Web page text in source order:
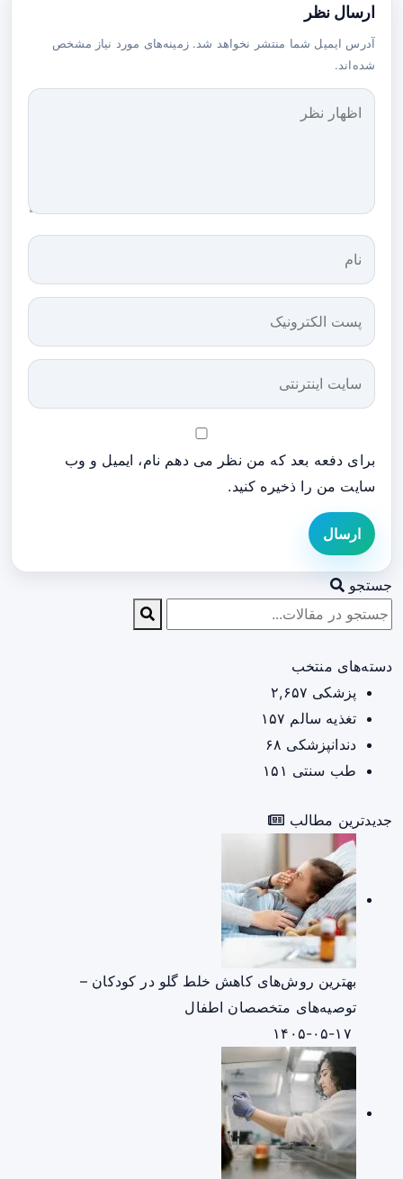
ارسال نظر
آدرس ایمیل شما منتشر نخواهد شد. زمینه‌های مورد نیاز مشخص
شده‌اند.
برای دفعه بعد که من نظر می دهم نام، ایمیل و وب
سایت من را ذخیره کنید.
ارسال
جستجو
دسته‌های منتخب
پزشکی ۲,۶۵۷
تغذیه سالم ۱۵۷
دندانپزشکی ۶۸
طب سنتی ۱۵۱
جدیدترین مطالب
بهترین روش‌های کاهش خلط گلو در کودکان –
توصیه‌های متخصصان اطفال